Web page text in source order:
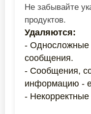
Не забывайте
продуктов.
Удаляются:
- Односложные
сообщения.
- Сообщения,
информацию -
-